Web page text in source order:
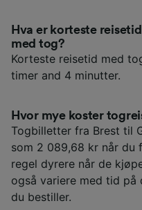
Hva er korteste
med tog?
Korteste reisetid med
timer and 4 minutter.
Hvor mye koster
Togbilletter fra Brest til
som 2 089,68 kr når du
regel dyrere når de
også variere med tid på
du bestiller.